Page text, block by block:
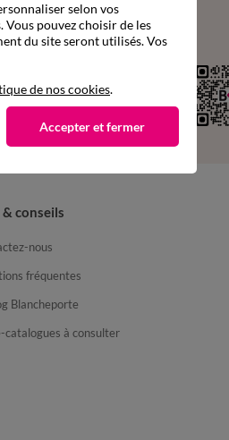
conseils
nous
fréquentes
Blancheporte
catalogues à consulter
selon vos
Vous pouvez choisir de les
du site seront utilisés. Vos
de nos cookies.
Accepter et fermer